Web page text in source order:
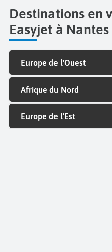
Destinations en
Easyjet à
Europe de l'Ouest
Afrique du Nord
Europe de l'Est